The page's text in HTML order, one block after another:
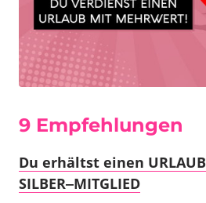
9 Empfehlungen
Du erhältst einen URLAUB
SILBER‒MITGLIED